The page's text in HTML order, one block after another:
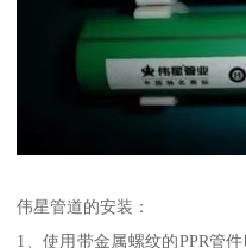
伟星管道的安装：
1、使用带金属螺纹的PPR管